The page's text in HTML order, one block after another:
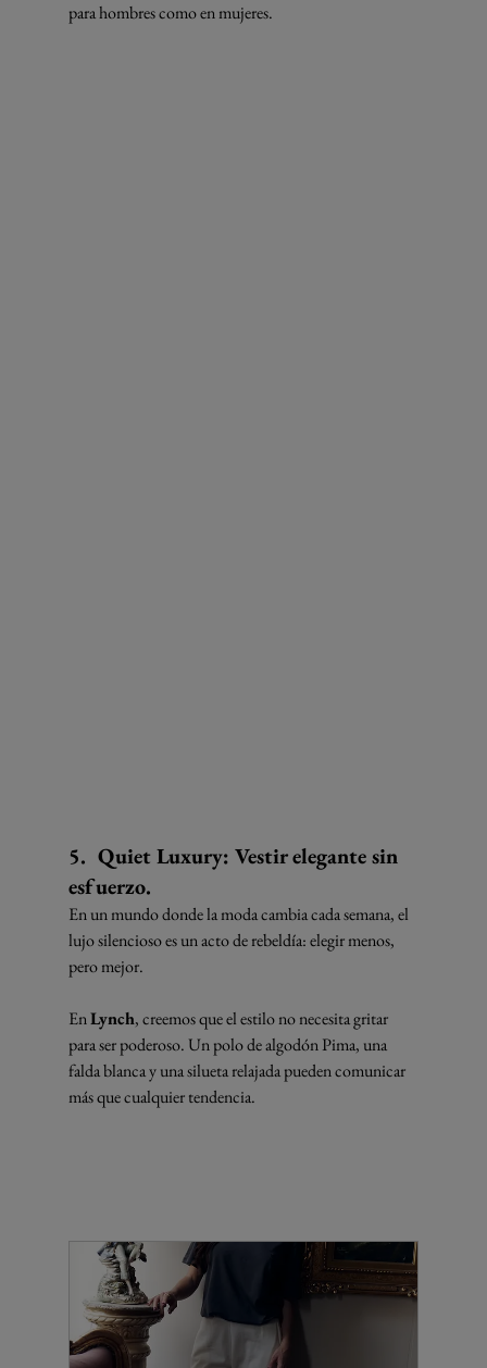
para hombres como en mujeres.
5. Quiet Luxury: Vestir elegante sin
esfuerzo.
En un mundo donde la moda cambia cada semana, el
lujo silencioso es un acto de rebeldía: elegir menos,
pero mejor.
En Lynch, creemos que el estilo no necesita gritar
para ser poderoso. Un polo de algodón Pima, una
falda blanca y una silueta relajada pueden comunicar
más que cualquier tendencia.